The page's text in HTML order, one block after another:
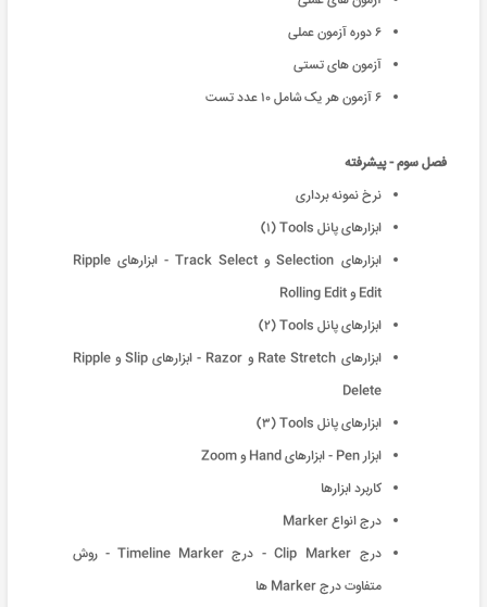
۶ دوره آزمون عملی
آزمون های تستی
۶ آزمون هر یک شامل ١٠ عدد تست
فصل سوم - پیشرفته
نرخ نمونه برداری
ابزارهای پانل Tools (١)
ابزارهای Selection و Track Select - ابزارهای Ripple
Edit و Rolling Edit
ابزارهای پانل Tools (٢)
ابزارهای Rate Stretch و Razor - ابزارهای Slip و Ripple
Delete
ابزارهای پانل Tools (٣)
ابزار Pen - ابزارهای Hand و Zoom
کاربرد ابزارها
درج انواع Marker
درج Clip Marker - درج Timeline Marker - روش
متفاوت درج Marker ها